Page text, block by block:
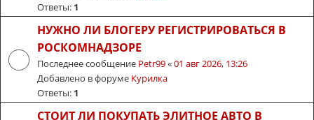
Ответы: 1
НУЖНО ЛИ БЛОГЕРУ РЕГИСТРИРОВАТЬСЯ В
РОСКОМНАДЗОРЕ
Последнее сообщение Petr99«01 авг 2026, 13:26
Добавлено в форуме Курилка
Ответы: 1
СТОИТ ЛИ ПОКУПАТЬ ЭЛИТНОЕ АВТО В